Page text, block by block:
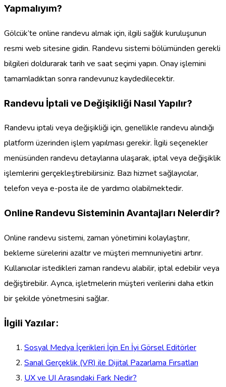
Yapmalıyım?
Gölcük’te online randevu almak için, ilgili sağlık kuruluşunun
resmi web sitesine gidin. Randevu sistemi bölümünden gerekli
bilgileri doldurarak tarih ve saat seçimi yapın. Onay işlemini
tamamladıktan sonra randevunuz kaydedilecektir.
Randevu İptali ve Değişikliği Nasıl Yapılır?
Randevu iptali veya değişikliği için, genellikle randevu alındığı
platform üzerinden işlem yapılması gerekir. İlgili seçenekler
menüsünden randevu detaylarına ulaşarak, iptal veya değişiklik
işlemlerini gerçekleştirebilirsiniz. Bazı hizmet sağlayıcılar,
telefon veya e-posta ile de yardımcı olabilmektedir.
Online Randevu Sisteminin Avantajları Nelerdir?
Online randevu sistemi, zaman yönetimini kolaylaştırır,
bekleme sürelerini azaltır ve müşteri memnuniyetini artırır.
Kullanıcılar istedikleri zaman randevu alabilir, iptal edebilir veya
değiştirebilir. Ayrıca, işletmelerin müşteri verilerini daha etkin
bir şekilde yönetmesini sağlar.
İlgili Yazılar:
Sosyal Medya İçerikleri İçin En İyi Görsel Editörler
Sanal Gerçeklik (VR) ile Dijital Pazarlama Fırsatları
UX ve UI Arasındaki Fark Nedir?